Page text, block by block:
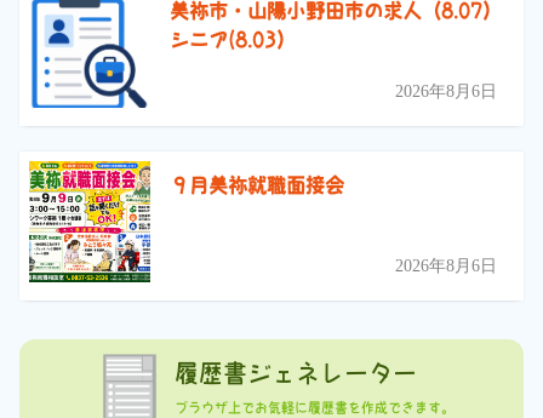
美祢市・山陽小野田市の求人（8.07）
シニア(8.03）
2026年8月6日
９月美祢就職面接会
2026年8月6日
履歴書ジェネレーター
ブラウザ上でお気軽に履歴書を作成できます。